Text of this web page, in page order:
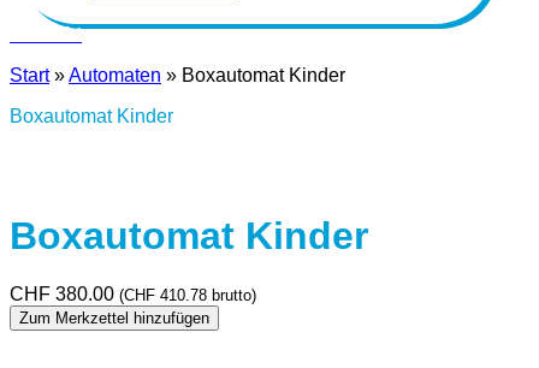
Kontakt
Start»Automaten » Boxautomat Kinder
Boxautomat Kinder
Boxautomat Kinder
CHF 380.00 (CHF 410.78 brutto)
Zum Merkzettel hinzufügen